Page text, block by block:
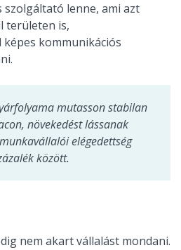
lenne, ami azt
területen is,
kommunikációs
mutasson stabilan
növekedést lássanak
elégedettség
között.
nem akart vállalást mondani.